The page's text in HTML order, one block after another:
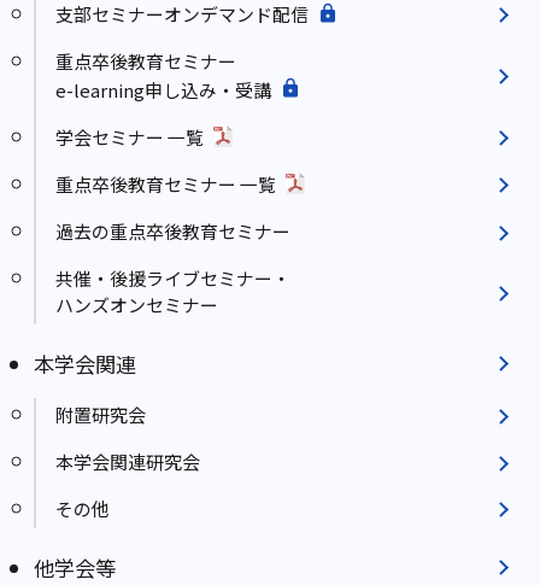
支部セミナーオンデマンド配信
重点卒後教育セミナー
e-learning申し込み・受講
学会セミナー 一覧
重点卒後教育セミナー 一覧
過去の重点卒後教育セミナー
共催・後援ライブセミナー・
ハンズオンセミナー
本学会関連
附置研究会
本学会関連研究会
その他
他学会等